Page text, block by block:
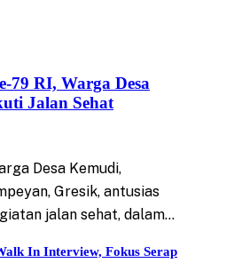
79 RI, Warga Desa
Jalan Sehat
Desa Kemudi,
Gresik, antusias
jalan sehat, dalam…
In Interview, Fokus Serap